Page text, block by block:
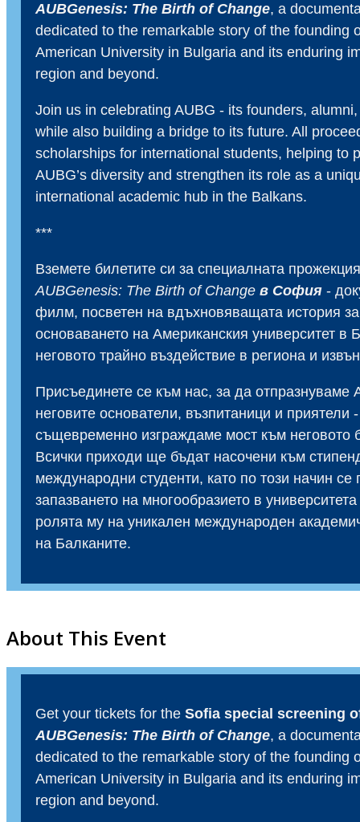
AUBGenesis: The Birth of Change, a
dedicated to the remarkable story of the founding
American University in Bulgaria and its enduring
region and beyond.
Join us in celebrating AUBG - its founders,
while also building a bridge to its future. All
scholarships for international students, helping to
AUBG’s diversity and strengthen its role as a
international academic hub in the Balkans.
***
Вземете билетите си за специалната
AUBGenesis: The Birth of Change в София -
филм, посветен на вдъхновяващата история за
основаването на Американския университет в
неговото трайно въздействие в региона и
Присъединете се към нас, за да отпразнуваме
неговите основатели, възпитаници и приятели -
същевременно изграждаме мост към неговото
Всички приходи ще бъдат насочени към
международни студенти, като по този начин се
запазването на многообразието в
ролята му на уникален международен
на Балканите.
About This Event
Get your tickets for the Sofia special screening
AUBGenesis: The Birth of Change, a
dedicated to the remarkable story of the founding
American University in Bulgaria and its enduring
region and beyond.